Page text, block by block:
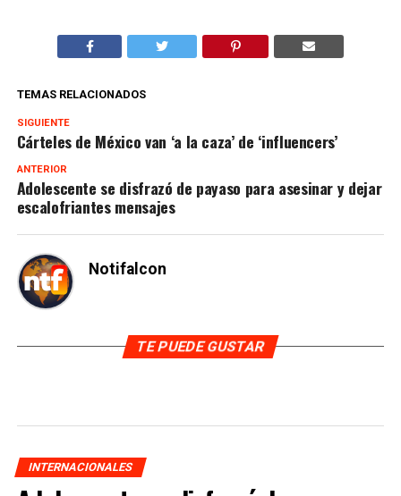
TEMAS RELACIONADOS
SIGUIENTE
Cárteles de México van ‘a la caza’ de ‘influencers’
ANTERIOR
Adolescente se disfrazó de payaso para asesinar y dejar
escalofriantes mensajes
Notifalcon
TE PUEDE GUSTAR
INTERNACIONALES